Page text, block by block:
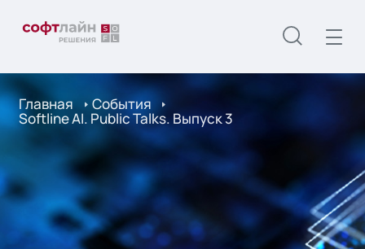
Главная События
Softline AI. Public Talks. Выпуск 3